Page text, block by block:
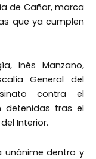
de Cañar, marca
que ya cumplen
Inés Manzano,
General del
contra el
detenidas tras el
Interior.
unánime dentro y